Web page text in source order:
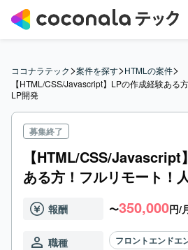
ココナラテック>案件を探す>HTMLの案件>
【HTML/CSS/Javascript】LPの作成経験ある
LP開発
募集終了
【HTML/CSS/Javascript
ある方！フルリモート！
報酬 〜350,000円/
職種 フロントエンドエ